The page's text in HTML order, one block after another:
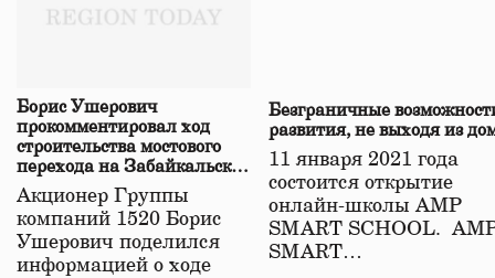
Борис Ушерович
прокомментировал ход
строительства мостового
перехода на Забайкальской
железной дороге
Акционер Группы
компаний 1520 Борис
Ушерович поделился
информацией о ходе
Безграничные
развития, не выходя из
11 января 2021 года
состоится открытие
онлайн-школы АМР
SMART SCHOOL.
SMART…